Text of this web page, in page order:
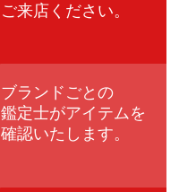
ご来店ください。
ブランドごとの
鑑定士がアイテムを
確認いたします。